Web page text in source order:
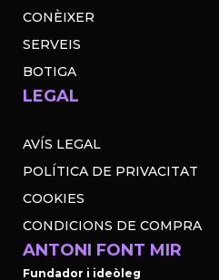
CONÈIXER
SERVEIS
BOTIGA
LEGAL
AVÍS LEGAL
POLÍTICA DE PRIVACITAT
COOKIES
CONDICIONS DE COMPRA
ANTONI FONT MIR
Fundador i ideòleg